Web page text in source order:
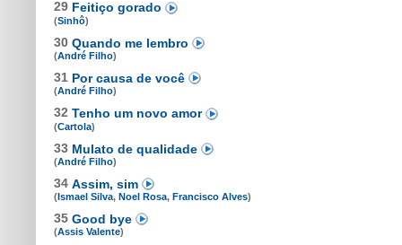
29 Feitiço gorado
(Sinhô)
30 Quando me lembro
(André Filho)
31 Por causa de você
(André Filho)
32 Tenho um novo amor
(Cartola)
33 Mulato de qualidade
(André Filho)
34 Assim, sim
(Ismael Silva, Noel Rosa, Francisco Alves)
35 Good bye
(Assis Valente)